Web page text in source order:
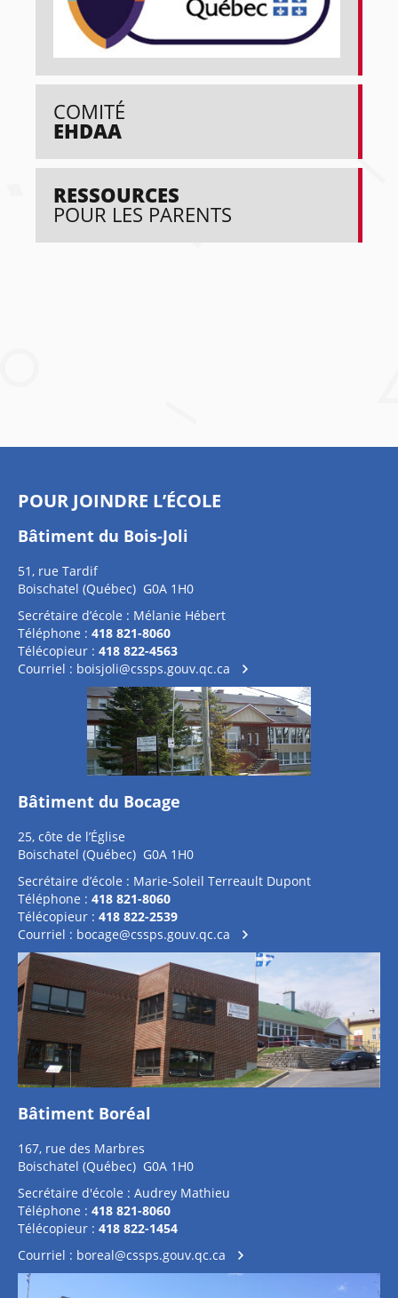
COMITÉ
EHDAA
RESSOURCES
POUR LES PARENTS
POUR JOINDRE L’ÉCOLE
Bâtiment du Bois-Joli
51, rue Tardif
Boischatel (Québec) G0A 1H0
Secrétaire d’école : Mélanie Hébert
Téléphone : 418 821-8060
Télécopieur : 418 822-4563
Courriel : boisjoli@cssps.gouv.qc.ca
Bâtiment du Bocage
25, côte de l’Église
Boischatel (Québec) G0A 1H0
Secrétaire d’école : Marie-Soleil Terreault Dupont
Téléphone : 418 821-8060
Télécopieur : 418 822-2539
Courriel : bocage@cssps.gouv.qc.ca
Bâtiment Boréal
167, rue des Marbres
Boischatel (Québec) G0A 1H0
Secrétaire d'école : Audrey Mathieu
Téléphone : 418 821-8060
Télécopieur : 418 822-1454
Courriel : boreal@cssps.gouv.qc.ca